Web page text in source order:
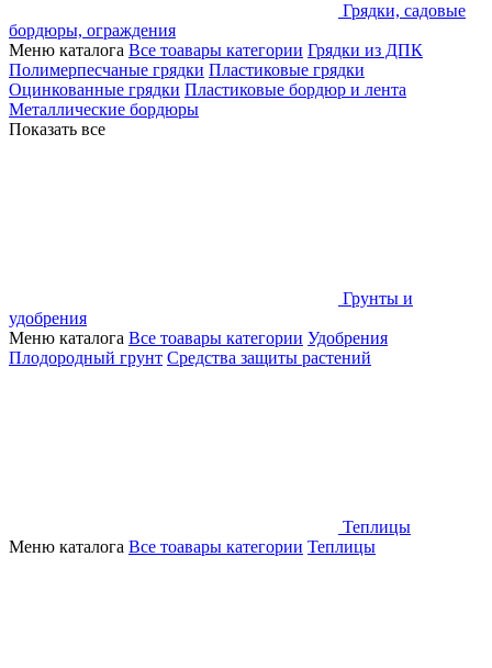
Грядки, садовые
бордюры, ограждения
Меню каталога Все тоавары категории Грядки из ДПК
Полимерпесчаные грядки Пластиковые грядки
Оцинкованные грядки Пластиковые бордюр и лента
Металлические бордюры
Показать все
Грунты и
удобрения
Меню каталога Все тоавары категории Удобрения
Плодородный грунт Средства защиты растений
Теплицы
Меню каталога Все тоавары категории Теплицы